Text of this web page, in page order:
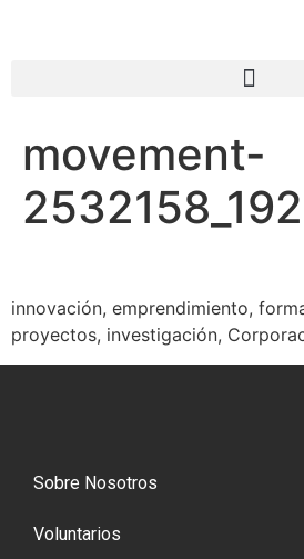
movement-
innovación, emprendimiento,
proyectos, investigación,
Sobre Nosotros
Voluntarios